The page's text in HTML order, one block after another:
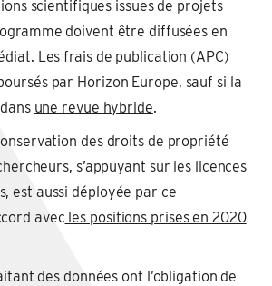
scientifiques issues de projets
doivent être diffusées en
Les frais de publication (APC)
par Horizon Europe, sauf si la
une revue hybride.
des droits de propriété
s’appuyant sur les licences
est aussi déployée par ce
avec les positions prises en 2020
des données ont l’obligation de